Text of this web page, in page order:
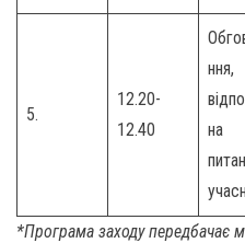
5.
12.20-
12.40
ння,
на
*Програма заходу передбачає